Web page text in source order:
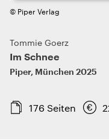
© Piper Verlag
Tommie Goerz
Im Schnee
Piper, München 2025
176 Seiten